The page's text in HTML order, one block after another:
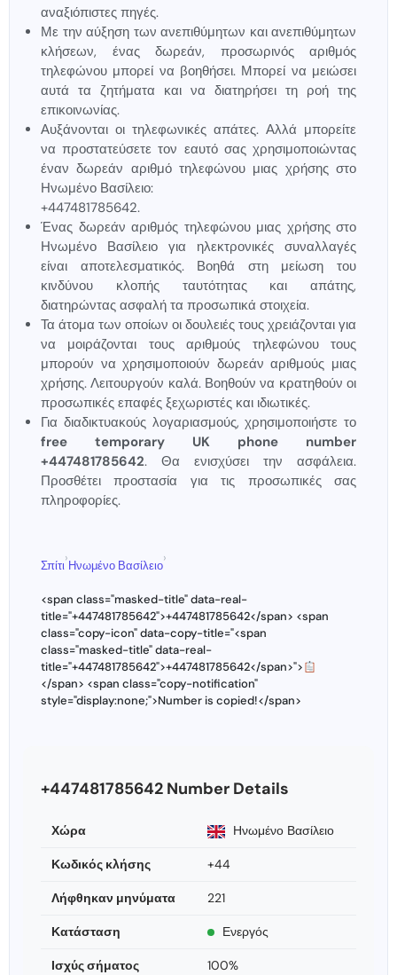
αναξιόπιστες πηγές.
Με την αύξηση των ανεπιθύμητων και ανεπιθύμητων
κλήσεων, ένας δωρεάν, προσωρινός αριθμός
τηλεφώνου μπορεί να βοηθήσει. Μπορεί να μειώσει
αυτά τα ζητήματα και να διατηρήσει τη ροή της
επικοινωνίας.
Αυξάνονται οι τηλεφωνικές απάτες. Αλλά μπορείτε
να προστατεύσετε τον εαυτό σας χρησιμοποιώντας
έναν δωρεάν αριθμό τηλεφώνου μιας χρήσης στο
Ηνωμένο Βασίλειο:
+447481785642.
Ένας δωρεάν αριθμός τηλεφώνου μιας χρήσης στο
Ηνωμένο Βασίλειο για ηλεκτρονικές συναλλαγές
είναι αποτελεσματικός. Βοηθά στη μείωση του
κινδύνου κλοπής ταυτότητας και απάτης,
διατηρώντας ασφαλή τα προσωπικά στοιχεία.
Τα άτομα των οποίων οι δουλειές τους χρειάζονται για
να μοιράζονται τους αριθμούς τηλεφώνου τους
μπορούν να χρησιμοποιούν δωρεάν αριθμούς μιας
χρήσης. Λειτουργούν καλά. Βοηθούν να κρατηθούν οι
προσωπικές επαφές ξεχωριστές και ιδιωτικές.
Για διαδικτυακούς λογαριασμούς, χρησιμοποιήστε το
free temporary UK phone number
+447481785642. Θα ενισχύσει την ασφάλεια.
Προσθέτει προστασία για τις προσωπικές σας
πληροφορίες.
Σπίτι
›
Ηνωμένο Βασίλειο
›
<span class="masked-title" data-real-
title="+447481785642">+447481785642</span> <span
class="copy-icon" data-copy-title="<span
class="masked-title" data-real-
title="+447481785642">+447481785642</span>">
</span> <span class="copy-notification"
style="display:none;">Number is copied!</span>
+447481785642 Number Details
Χώρα Ηνωμένο Βασίλειο
Κωδικός κλήσης +44
Λήφθηκαν μηνύματα 221
Κατάσταση Ενεργός
Ισχύς σήματος 100%